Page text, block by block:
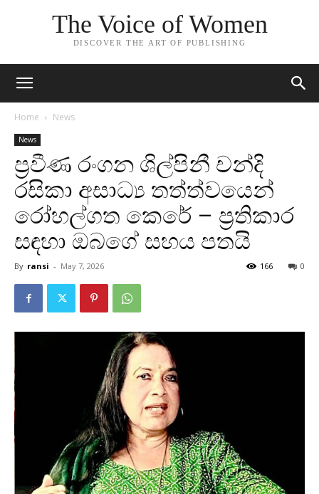
The Voice of Women
DISCOVER THE ART OF PUBLISHING
Home News
News
ප්‍රවීණ රංගන ශිල්පිනී චන්දි
රසිකා අසාධ්‍ය තත්ත්වයෙන්
රෝහල්ගත කෙරේ – ප්‍රතිකාර
සඳහා ඔබගේ සහය පතයි
By ransi - May 7, 2026 0
166